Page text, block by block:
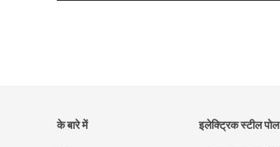
के बारे में इलेक्ट्रिक स्टील पोल